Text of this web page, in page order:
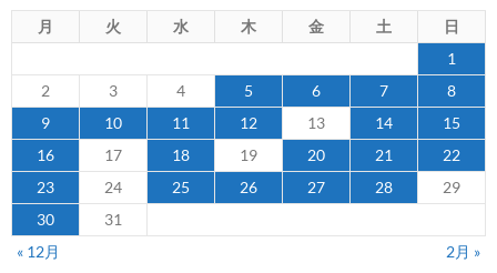
月 火 水 木 金 土
日
1
2
3 4 5 6 7
8
9
10 11 12 13 14
15
16
17 18 19 20 21
22
23
24 25 26 27 28
29
30
31
« 12月
2月 »